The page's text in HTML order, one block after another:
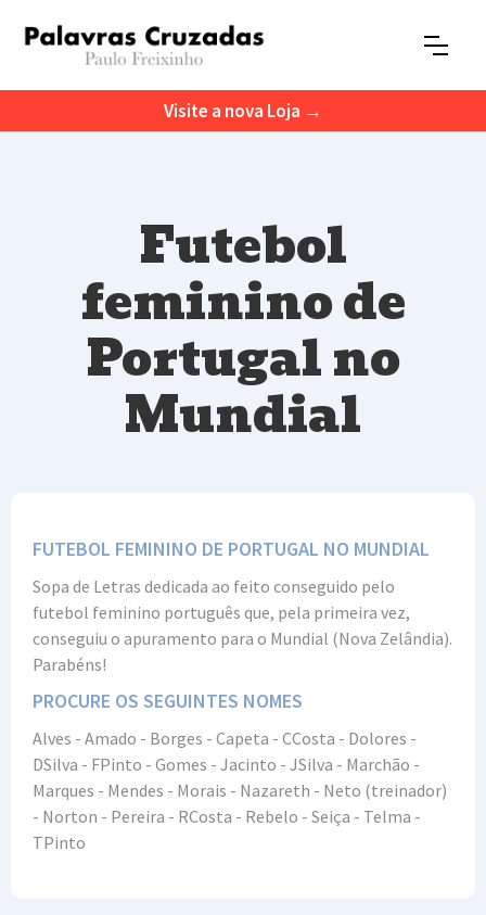
Visite a nova Loja →
Futebol
feminino de
Portugal no
Mundial
FUTEBOL FEMININO DE PORTUGAL NO MUNDIAL
Sopa de Letras dedicada ao feito conseguido pelo
futebol feminino português que, pela primeira vez,
conseguiu o apuramento para o Mundial (Nova Zelândia).
Parabéns!
PROCURE OS SEGUINTES NOMES
Alves - Amado - Borges - Capeta - CCosta - Dolores -
DSilva - FPinto - Gomes - Jacinto - JSilva - Marchão -
Marques - Mendes - Morais - Nazareth - Neto (treinador)
- Norton - Pereira - RCosta - Rebelo - Seiça - Telma -
TPinto